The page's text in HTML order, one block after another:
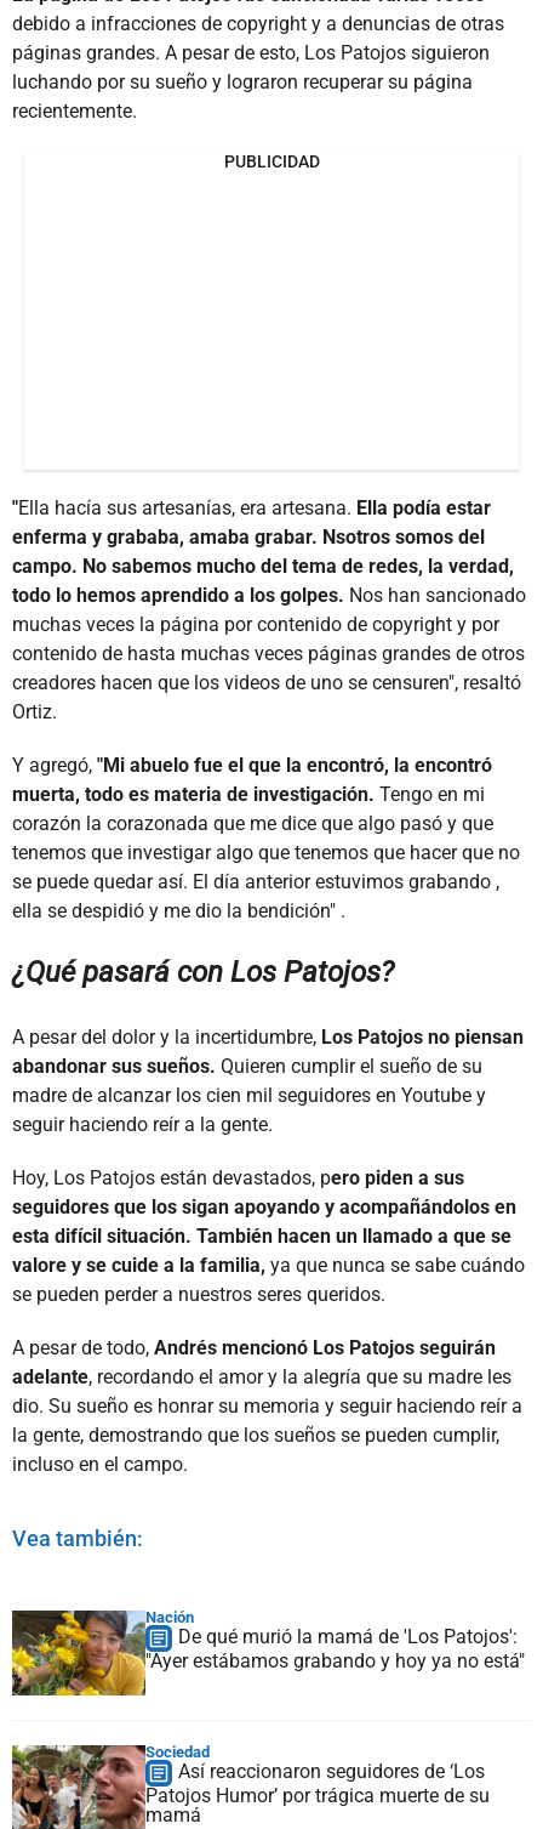
debido a infracciones de copyright y a denuncias de otras
páginas grandes. A pesar de esto, Los Patojos siguieron
luchando por su sueño y lograron recuperar su página
recientemente.
PUBLICIDAD
"Ella hacía sus artesanías, era artesana. Ella podía estar
enferma y grababa, amaba grabar. Nsotros somos del
campo. No sabemos mucho del tema de redes, la verdad,
todo lo hemos aprendido a los golpes. Nos han sancionado
muchas veces la página por contenido de copyright y por
contenido de hasta muchas veces páginas grandes de otros
creadores hacen que los videos de uno se censuren", resaltó
Ortiz.
Y agregó, "Mi abuelo fue el que la encontró, la encontró
muerta, todo es materia de investigación. Tengo en mi
corazón la corazonada que me dice que algo pasó y que
tenemos que investigar algo que tenemos que hacer que no
se puede quedar así. El día anterior estuvimos grabando ,
ella se despidió y me dio la bendición" .
¿Qué pasará con Los Patojos?
A pesar del dolor y la incertidumbre, Los Patojos no piensan
abandonar sus sueños. Quieren cumplir el sueño de su
madre de alcanzar los cien mil seguidores en Youtube y
seguir haciendo reír a la gente.
Hoy, Los Patojos están devastados, pero piden a sus
seguidores que los sigan apoyando y acompañándolos en
esta difícil situación. También hacen un llamado a que se
valore y se cuide a la familia, ya que nunca se sabe cuándo
se pueden perder a nuestros seres queridos.
A pesar de todo, Andrés mencionó Los Patojos seguirán
adelante, recordando el amor y la alegría que su madre les
dio. Su sueño es honrar su memoria y seguir haciendo reír a
la gente, demostrando que los sueños se pueden cumplir,
incluso en el campo.
Vea también:
Nación
De qué murió la mamá de 'Los Patojos':
"Ayer estábamos grabando y hoy ya no está"
Sociedad
Así reaccionaron seguidores de ‘Los
Patojos Humor’ por trágica muerte de su
mamá